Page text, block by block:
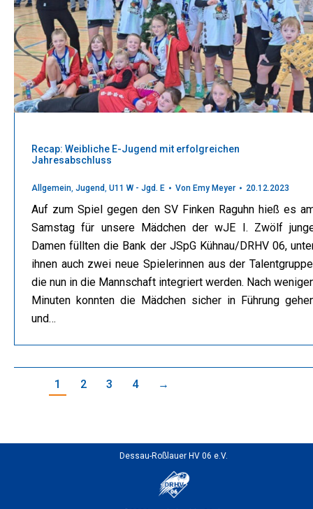
Recap: Weibliche E-Jugend mit erfolgreichen
Jahresabschluss
Allgemein, Jugend, U11 W - Jgd. E Von Emy Meyer 20.12.2023
Auf zum Spiel gegen den SV Finken Raguhn hieß es
Samstag für unsere Mädchen der wJE I. Zwölf
Damen füllten die Bank der JSpG Kühnau/DRHV 06,
ihnen auch zwei neue Spielerinnen aus der
die nun in die Mannschaft integriert werden. Nach
Minuten konnten die Mädchen sicher in Führung
und…
1 2 3 4 →
Dessau-Roßlauer HV 06 e.V.